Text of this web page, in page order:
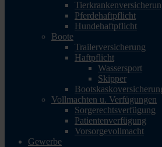
Pferdehaftpflicht
Hundehaftpflicht
Boote
Trailerversicherung
Haftpflicht
Wassersport
Skipper
Vollmachten u. Verfügungen
Sorgerechtsverfügung
Patientenverfügung
Vorsorgevollmacht
Gewerbe